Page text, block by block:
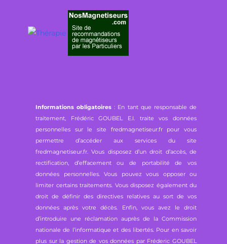
Informations obligatoires : En tant que responsable de
traitement, Frédéric GOUBEL E.I. traite vos données
personnelles sur le site fredmagnetiseur.fr pour vous
permettre d’accéder aux services du site
fredmagnetiseur.fr. Vous disposez d’un droit d’accès, de
rectification, d’effacement ou de portabilité de vos
données personnelles. Vous pouvez vous opposer ou
limiter certains traitements. Vous disposez également du
droit de définir des directives relatives au sort de vos
données après votre décès. Enfin, vous avez le droit
d’introduire une réclamation auprès de la Commission
nationale de l’informatique et des libertés. Pour en savoir
plus sur la gestion de vos données par Fréderic GOUBEL